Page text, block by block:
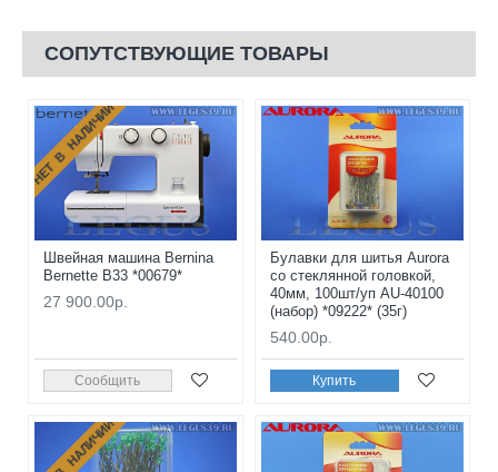
СОПУТСТВУЮЩИЕ ТОВАРЫ
НЕТ В НАЛИЧИИ
Швейная машина Bernina
Bernette B33 *00679*
27 900.00р.
Сообщить
Булавки для шитья Aurora
со стеклянной головкой,
40мм, 100шт/уп AU-40100
(набор) *09222* (35г)
540.00р.
Купить